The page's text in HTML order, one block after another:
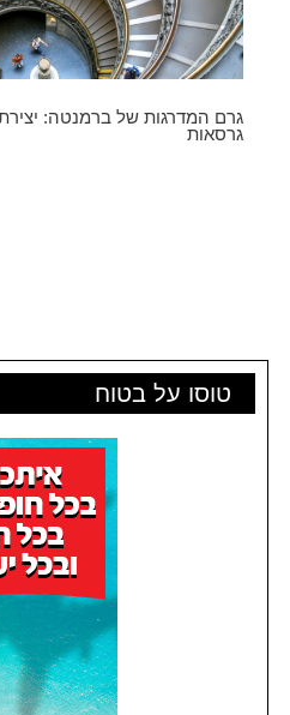
טוסו על בטוח
גרם המדרגות של ברמנטה:
גרסאות